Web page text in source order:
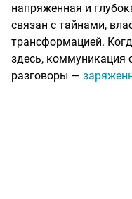
напряженная и
связан с тайнами,
трансформацией.
здесь, коммуникация
разговоры —